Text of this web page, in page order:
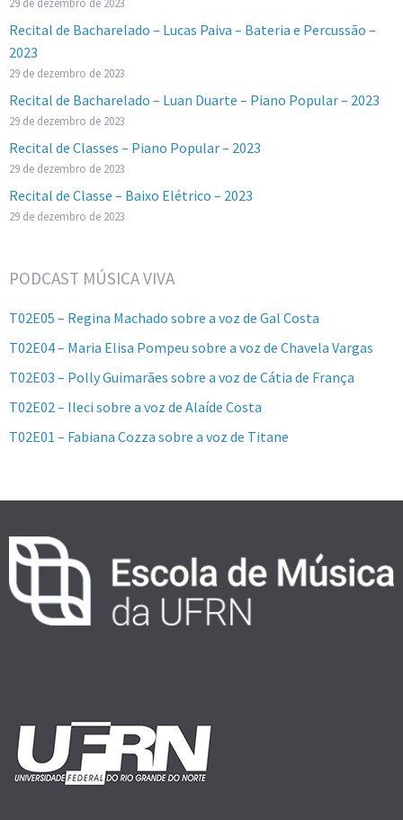
Recital de Bacharelado – Lucas Paiva – Bateria e Percussão –
2023
29 de dezembro de 2023
Recital de Bacharelado – Luan Duarte – Piano Popular – 2023
29 de dezembro de 2023
Recital de Classes – Piano Popular – 2023
29 de dezembro de 2023
Recital de Classe – Baixo Elétrico – 2023
29 de dezembro de 2023
PODCAST MÚSICA VIVA
T02E05 – Regina Machado sobre a voz de Gal Costa
T02E04 – Maria Elisa Pompeu sobre a voz de Chavela Vargas
T02E03 – Polly Guimarães sobre a voz de Cátia de França
T02E02 – Ileci sobre a voz de Alaíde Costa
T02E01 – Fabiana Cozza sobre a voz de Titane